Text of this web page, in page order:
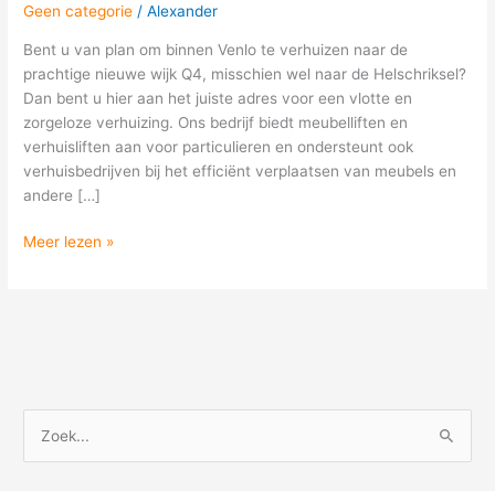
Geen categorie /Alexander
Bent u van plan om binnen Venlo te verhuizen naar de
prachtige nieuwe wijk Q4, misschien wel naar de Helschriksel?
Dan bent u hier aan het juiste adres voor een vlotte en
zorgeloze verhuizing. Ons bedrijf biedt meubelliften en
verhuisliften aan voor particulieren en ondersteunt ook
verhuisbedrijven bij het efficiënt verplaatsen van meubels en
andere […]
huur
Meer lezen »